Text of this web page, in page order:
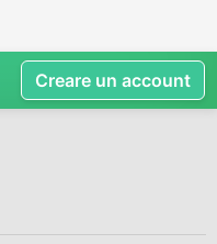
Creare un account